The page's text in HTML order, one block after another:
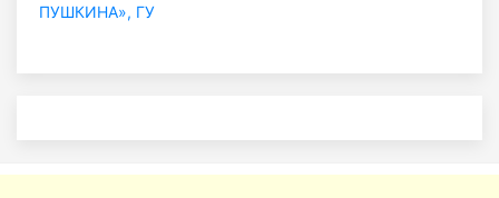
ПУШКИНА», ГУ